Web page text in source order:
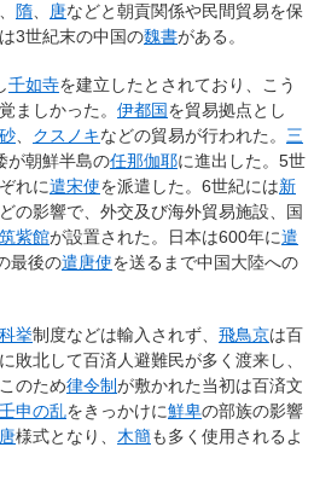
隋 唐などと朝貢関係や民間貿易を保
3世紀末の中国の魏書がある。
千如寺を建立したとされており、こう
ましかった。 伊都国を貿易拠点とし
クスノキなどの貿易が行われた。 三
が朝鮮半島の任那伽耶に進出した。5世
れに遣宋使を派遣した。6世紀には新
の影響で、外交及び海外貿易施設、国
筑紫館が設置された。日本は600年に遣
最後の遣唐使を送るまで中国大陸への
科挙制度などは輸入されず、 飛鳥京は百
に敗北して百済人避難民が多く渡来し、
のため律令制が敷かれた当初は百済文
壬申の乱をきっかけに鮮卑の部族の影響
唐様式となり、 木簡も多く使用されるよ